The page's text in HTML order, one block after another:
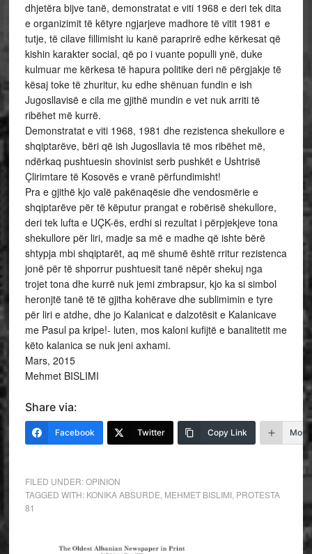
dhjetëra bijve tanë, demonstratat e viti 1968 e deri tek dita
e organizimit të këtyre ngjarjeve madhore të vitit 1981 e
tutje, të cilave fillimisht iu kanë paraprirë edhe kërkesat që
kishin karakter social, që po i vuante populli ynë, duke
kulmuar me kërkesa të hapura politike deri në përgjakje të
kësaj toke të zhuritur, ku edhe shënuan fundin e ish
Jugosllavisë e cila me gjithë mundin e vet nuk arriti të
ribëhet më kurrë.
Demonstratat e viti 1968, 1981 dhe rezistenca shekullore e
shqiptarëve, bëri që ish Jugosllavia të mos ribëhet më,
ndërkaq pushtuesin shovinist serb pushkët e Ushtrisë
Çlirimtare të Kosovës e vranë përfundimisht!
Pra e gjithë kjo valë pakënaqësie dhe vendosmërie e
shqiptarëve për të këputur prangat e robërisë shekullore,
deri tek lufta e UÇK-ës, erdhi si rezultat i përpjekjeve tona
shekullore për liri, madje sa më e madhe që ishte bërë
shtypja mbi shqiptarët, aq më shumë është rritur rezistenca
jonë për të shporrur pushtuesit tanë nëpër shekuj nga
trojet tona dhe kurrë nuk jemi zmbrapsur, kjo ka si simbol
heronjtë tanë të të gjitha kohërave dhe sublimimin e tyre
për liri e atdhe, dhe jo Kalanicat e dalzotësit e Kalanicave
me Pasul pa kripe!- luten, mos kaloni kufijtë e banalitetit me
këto kalanica se nuk jeni axhami.
Mars, 2015
Mehmet BISLIMI
Share via:
Facebook Twitter Copy Link More
FILED UNDER:OPINION
TAGGED WITH: KONIKA ABSURDE MEHMET BISLIMI, PROTESTA
81